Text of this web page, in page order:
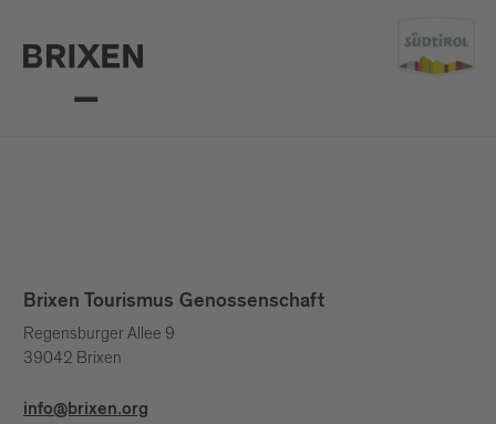
Brixen Tourismus Genossenschaft
Regensburger Allee 9
39042 Brixen
info@brixen.org